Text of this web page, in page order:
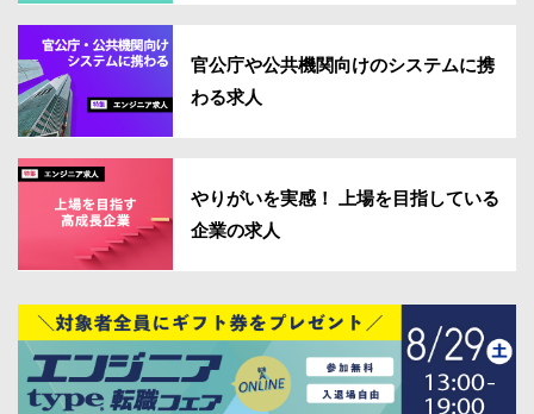
官公庁や公共機関向けのシステムに携
わる求人
やりがいを実感！ 上場を目指している
企業の求人